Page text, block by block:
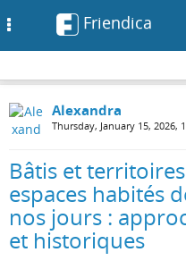
Friendica
Alexandra
Thursday, January 15, 2026,
Bâtis et
espaces habités
nos jours :
et historiques